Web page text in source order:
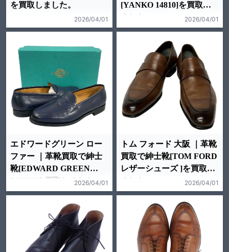
を買取しました。
2026/04/01
[YANKO 14810]を買取し
ました。
2026/04/01
エドワードグリーン ロー
ファー ｜革靴買取で紳士
靴[EDWARD GREEN
DUKE]を買取しました。
2026/04/01
トム フォード 大阪 ｜革靴
買取で紳士靴[TOM FORD
レザーシューズ ]を買取し
ました。
2026/04/01